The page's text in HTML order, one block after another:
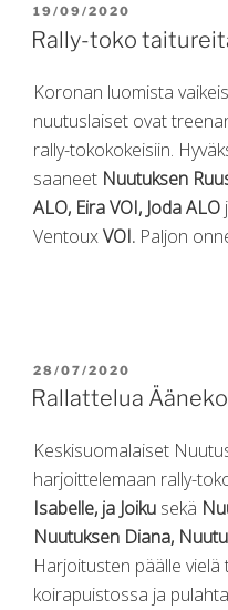
POSTED
ON
19/09/2020
Rally-toko
Koronan luomista
nuutuslaiset ovat
rally-tokokokeisiin.
saaneet Nuutuksen
ALO, Eira VOI, Joda ALO
VentouxVOI. Paljon
POSTED
ON
28/07/2020
Rallattelua
Keskisuomalaiset
harjoittelemaan rally-
Isabelle, ja Joiku sekä
Nuutuksen Diana,
Harjoitusten päälle vielä
koirapuistossa ja